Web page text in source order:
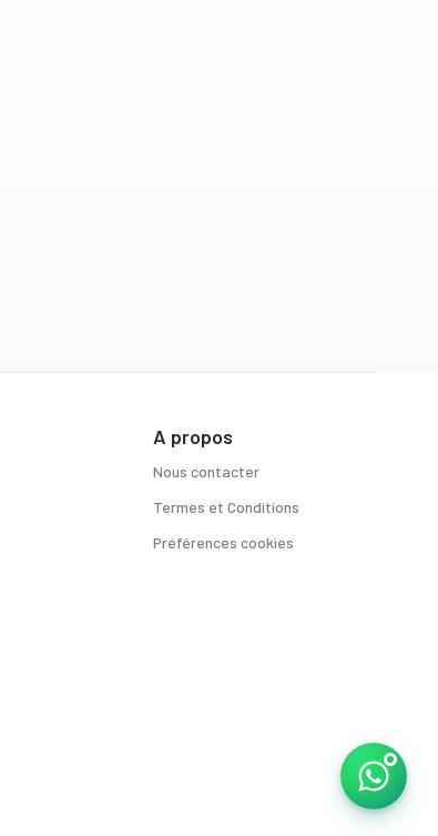
A propos
Nous contacter
Termes et Conditions
Préférences cookies